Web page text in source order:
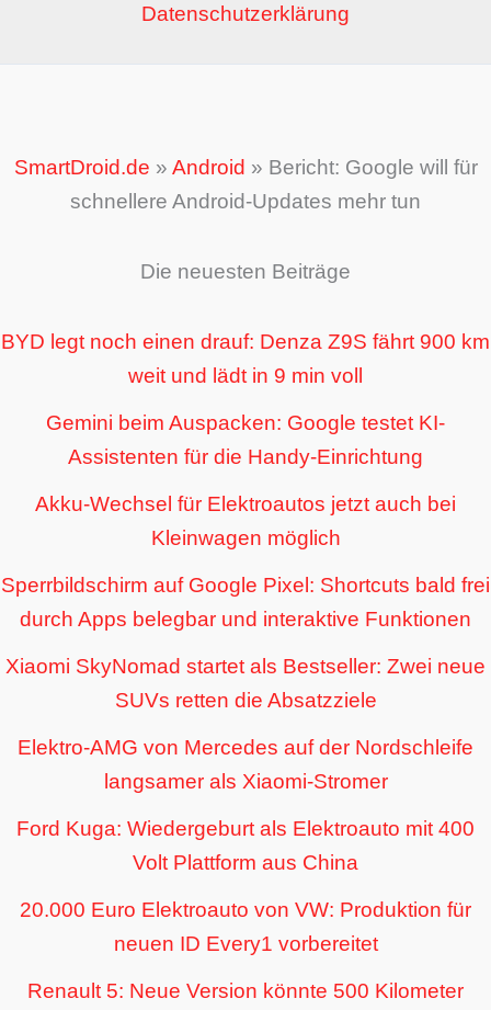
Datenschutzerklärung
SmartDroid.de » Android » Bericht: Google will für
schnellere Android-Updates mehr tun
Die neuesten Beiträge
BYD legt noch einen drauf: Denza Z9S fährt 900 km
weit und lädt in 9 min voll
Gemini beim Auspacken: Google testet KI-
Assistenten für die Handy-Einrichtung
Akku-Wechsel für Elektroautos jetzt auch bei
Kleinwagen möglich
Sperrbildschirm auf Google Pixel: Shortcuts bald frei
durch Apps belegbar und interaktive Funktionen
Xiaomi SkyNomad startet als Bestseller: Zwei neue
SUVs retten die Absatzziele
Elektro-AMG von Mercedes auf der Nordschleife
langsamer als Xiaomi-Stromer
Ford Kuga: Wiedergeburt als Elektroauto mit 400
Volt Plattform aus China
20.000 Euro Elektroauto von VW: Produktion für
neuen ID Every1 vorbereitet
Renault 5: Neue Version könnte 500 Kilometer